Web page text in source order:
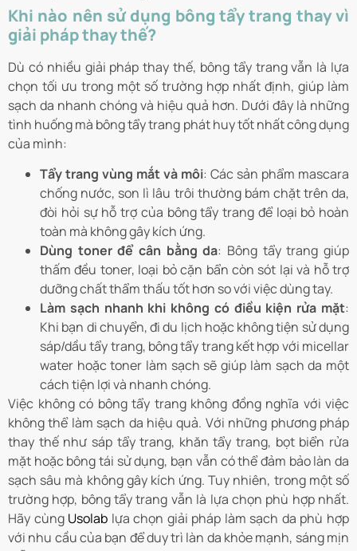
Khi nào nên sử dụng bông tẩy trang thay vì
giải pháp thay thế?
Dù có nhiều giải pháp thay thế, bông tẩy trang vẫn là lựa
chọn tối ưu trong một số trường hợp nhất định, giúp làm
sạch da nhanh chóng và hiệu quả hơn. Dưới đây là những
tình huống mà bông tẩy trang phát huy tốt nhất công dụng
của mình:
Tẩy trang vùng mắt và môi: Các sản phẩm mascara
chống nước, son lì lâu trôi thường bám chặt trên da,
đòi hỏi sự hỗ trợ của bông tẩy trang để loại bỏ hoàn
toàn mà không gây kích ứng.
Dùng toner để cân bằng da: Bông tẩy trang giúp
thấm đều toner, loại bỏ cặn bẩn còn sót lại và hỗ trợ
dưỡng chất thẩm thấu tốt hơn so với việc dùng tay.
Làm sạch nhanh khi không có điều kiện rửa mặt:
Khi bạn di chuyển, đi du lịch hoặc không tiện sử dụng
sáp/dầu tẩy trang, bông tẩy trang kết hợp với micellar
water hoặc toner làm sạch sẽ giúp làm sạch da một
cách tiện lợi và nhanh chóng.
Việc không có bông tẩy trang không đồng nghĩa với việc
không thể làm sạch da hiệu quả. Với những phương pháp
thay thế như sáp tẩy trang, khăn tẩy trang, bọt biển rửa
mặt hoặc bông tái sử dụng, bạn vẫn có thể đảm bảo làn da
sạch sâu mà không gây kích ứng. Tuy nhiên, trong một số
trường hợp, bông tẩy trang vẫn là lựa chọn phù hợp nhất.
Hãy cùng Usolab lựa chọn giải pháp làm sạch da phù hợp
với nhu cầu của bạn để duy trì làn da khỏe mạnh, sáng mịn